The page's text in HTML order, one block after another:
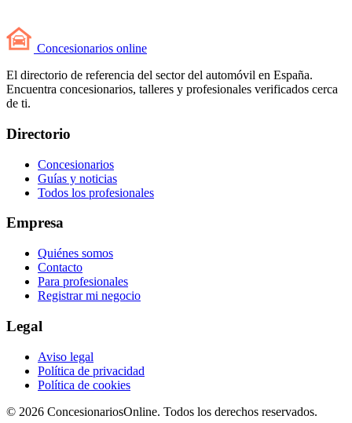
Concesionarios online
El directorio de referencia del sector del automóvil en España.
Encuentra concesionarios, talleres y profesionales verificados cerca
de ti.
Directorio
Concesionarios
Guías y noticias
Todos los profesionales
Empresa
Quiénes somos
Contacto
Para profesionales
Registrar mi negocio
Legal
Aviso legal
Política de privacidad
Política de cookies
© 2026 ConcesionariosOnline. Todos los derechos reservados.